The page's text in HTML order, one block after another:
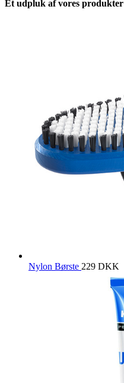
Et udpluk af vores produkter
Nylon Børste 229 DKK